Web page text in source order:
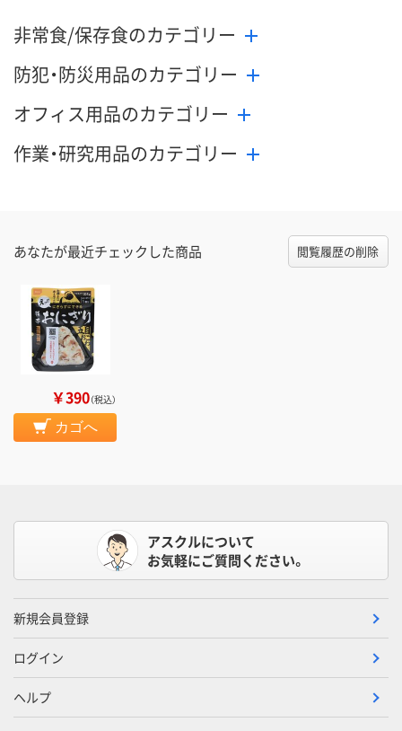
非常食/保存食のカテゴリー
防犯・防災用品のカテゴリー
オフィス用品のカテゴリー
作業・研究用品のカテゴリー
あなたが最近チェックした商品 閲覧履歴の削除
￥390（税込）
カゴへ
アスクルについて
お気軽にご質問ください。
新規会員登録
ログイン
ヘルプ